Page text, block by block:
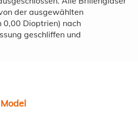
der ausgewählten
0,00 Dioptrien) nach
geschliffen und